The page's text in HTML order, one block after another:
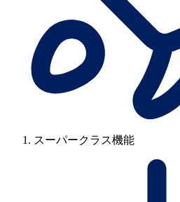
スーパークラス機能